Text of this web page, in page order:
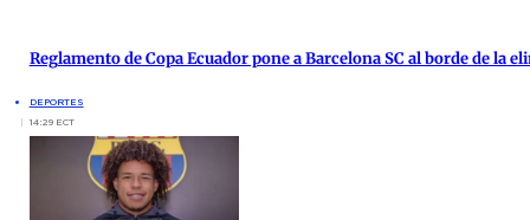
Reglamento de Copa Ecuador pone a Barcelona SC al borde de la
DEPORTES
14:29 ECT